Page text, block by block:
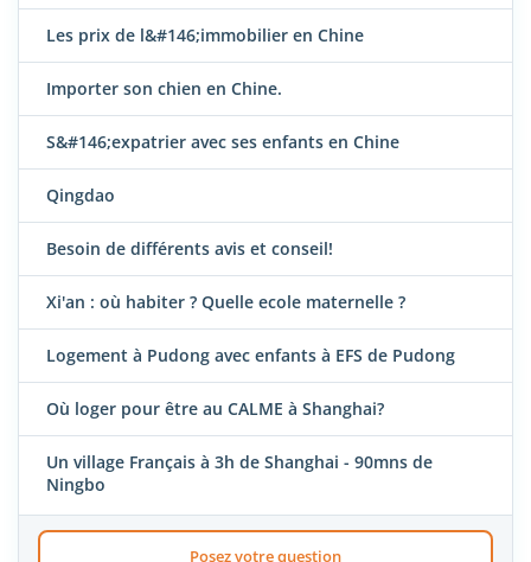
Les prix de l&#146;immobilier en Chine
Importer son chien en Chine.
S&#146;expatrier avec ses enfants en Chine
Qingdao
Besoin de différents avis et conseil!
Xi'an : où habiter ? Quelle ecole maternelle ?
Logement à Pudong avec enfants à EFS de Pudong
Où loger pour être au CALME à Shanghai?
Un village Français à 3h de Shanghai - 90mns de
Ningbo
Posez votre question